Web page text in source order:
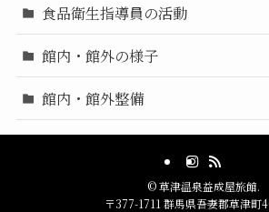
食品衛生指導員の活動
館内・館外の様子
館内・館外整備
©草津温泉益成屋旅館.